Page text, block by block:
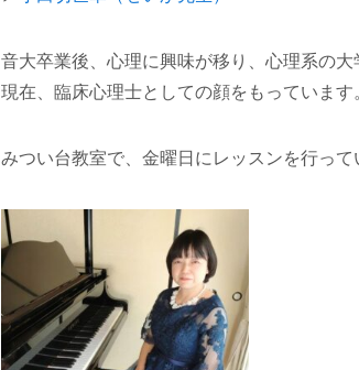
音大卒業後、心理に興味が移り、心理系の大
現在、臨床心理士としての顔をもっています
みつい台教室で、金曜日にレッスンを行って